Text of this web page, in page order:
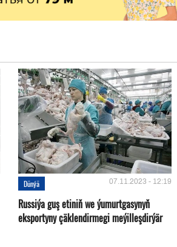
Dünýä 07.11.2023 - 12:19
Russiýa guş etiniň we ýumurtgasynyň
eksportyny çäklendirmegi meýilleşdirýär